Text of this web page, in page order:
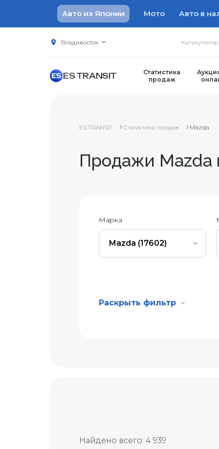
Авто из Японии Мото Авто в
Владивосток
ES TRANSIT
Статистика
продаж
ES TRANSIT Статистика продаж Mazda
Продажи Mazda
Марка
Mazda (17602)
Раскрыть фильтр
Найдено всего: 4 939